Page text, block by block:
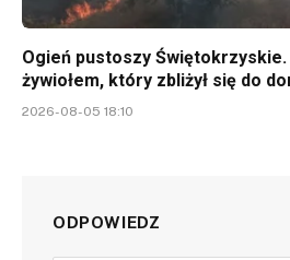
Ogień pustoszy
żywiołem, który zbliżył się do
2026-08-05 18:10
ODPOWIEDZ